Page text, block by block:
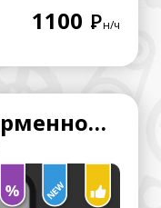
1100 Рн/ч
Техцентр на Казарменном 13